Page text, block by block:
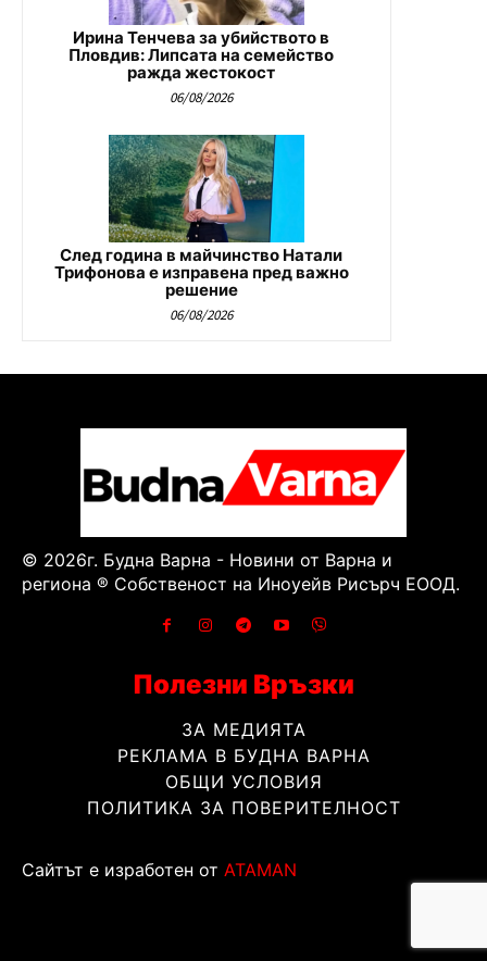
Ирина Тенчева за убийството в
Пловдив: Липсата на семейство
ражда жестокост
06/08/2026
След година в майчинство Натали
Трифонова е изправена пред важно
решение
06/08/2026
© 2026г. Будна Варна - Новини от Варна и
региона ® Собственост на Иноуейв Рисърч ЕООД.
Полезни Връзки
ЗА МЕДИЯТА
РЕКЛАМА В БУДНА ВАРНА
ОБЩИ УСЛОВИЯ
ПОЛИТИКА ЗА ПОВЕРИТЕЛНОСТ
Сайтът е изработен от ATAMAN